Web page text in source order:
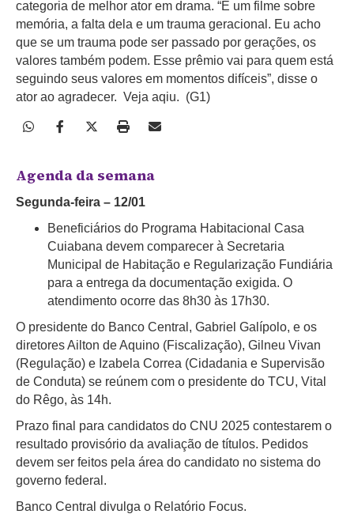
categoria de melhor ator em drama. “É um filme sobre
memória, a falta dela e um trauma geracional. Eu acho
que se um trauma pode ser passado por gerações, os
valores também podem. Esse prêmio vai para quem está
seguindo seus valores em momentos difíceis”, disse o
ator ao agradecer. Veja aqiu. (G1)
Agenda da semana
Segunda-feira – 12/01
Beneficiários do Programa Habitacional Casa
Cuiabana devem comparecer à Secretaria
Municipal de Habitação e Regularização Fundiária
para a entrega da documentação exigida. O
atendimento ocorre das 8h30 às 17h30.
O presidente do Banco Central, Gabriel Galípolo, e os
diretores Ailton de Aquino (Fiscalização), Gilneu Vivan
(Regulação) e Izabela Correa (Cidadania e Supervisão
de Conduta) se reúnem com o presidente do TCU, Vital
do Rêgo, às 14h.
Prazo final para candidatos do CNU 2025 contestarem o
resultado provisório da avaliação de títulos. Pedidos
devem ser feitos pela área do candidato no sistema do
governo federal.
Banco Central divulga o Relatório Focus.